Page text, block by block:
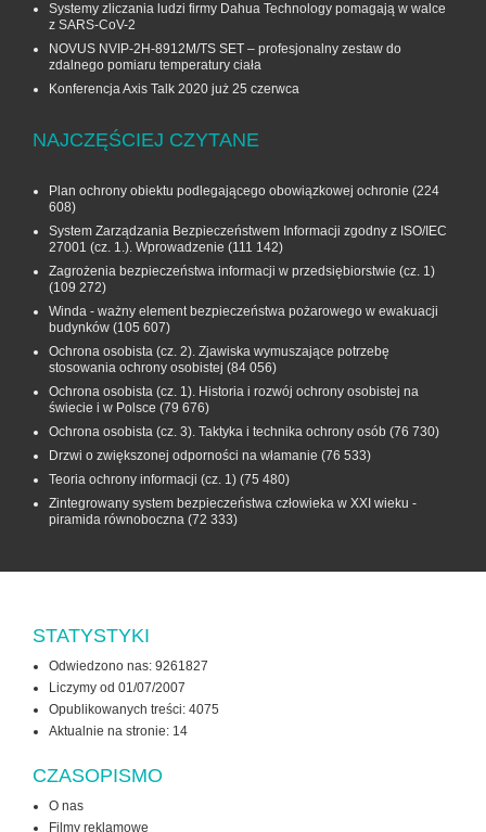
Systemy zliczania ludzi firmy Dahua Technology pomagają w walce
z SARS-CoV-2
NOVUS NVIP-2H-8912M/TS SET – profesjonalny zestaw do
zdalnego pomiaru temperatury ciała
Konferencja Axis Talk 2020 już 25 czerwca
NAJCZĘŚCIEJ CZYTANE
Plan ochrony obiektu podlegającego obowiązkowej ochronie (224
608)
System Zarządzania Bezpieczeństwem Informacji zgodny z ISO/IEC
27001 (cz. 1.). Wprowadzenie (111 142)
Zagrożenia bezpieczeństwa informacji w przedsiębiorstwie (cz. 1)
(109 272)
Winda - ważny element bezpieczeństwa pożarowego w ewakuacji
budynków (105 607)
Ochrona osobista (cz. 2). Zjawiska wymuszające potrzebę
stosowania ochrony osobistej (84 056)
Ochrona osobista (cz. 1). Historia i rozwój ochrony osobistej na
świecie i w Polsce (79 676)
Ochrona osobista (cz. 3). Taktyka i technika ochrony osób (76 730)
Drzwi o zwiększonej odporności na włamanie (76 533)
Teoria ochrony informacji (cz. 1) (75 480)
Zintegrowany system bezpieczeństwa człowieka w XXI wieku -
piramida równoboczna (72 333)
STATYSTYKI
Odwiedzono nas: 9261827
Liczymy od 01/07/2007
Opublikowanych treści: 4075
Aktualnie na stronie: 14
CZASOPISMO
O nas
Filmy reklamowe